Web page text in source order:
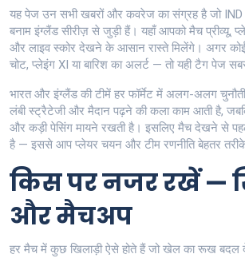
यह पेज उन सभी खबरों और कवरेज का संग्रह है जो IND
बनाम इंग्लैंड सीरीज़ से जुड़ी हैं। यहाँ आपको मैच प्रीव्यू,
और लाइव स्कोर देखने के आसान रास्ते मिलेंगे। अगर
चोट, प्लेइंग XI या बारिश का अलर्ट — तो यही टैग पेज
भारत और इंग्लैंड की टीमें हर फॉर्मेट में अलग-अलग
लंबी स्ट्रैटेजी और मैदान पढ़ने की कला काम आती है,
और कड़ी पेसिंग मायने रखती है। इसलिए मैच देखने से
है — इससे आप प्लेयर चयन और टीम रणनीति बेहतर
किस पर नजर रखें —
और मैचअप
हर मैच में कुछ खिलाड़ी ऐसे होते हैं जो खेल का रूख बदल